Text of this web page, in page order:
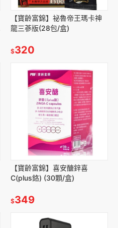
【寶齡富錦】祕魯帝王瑪卡神
龍三蔘版(28包/盒)
$320
【寶齡富錦】喜安醣鋅喜
C(plus鉻) (30顆/盒)
$349